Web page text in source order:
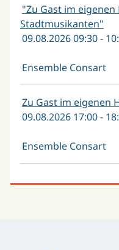
"Zu Gast im
Stadtmusikanten"
09.08.2026 09:30 -
Ensemble Consart
Zu Gast im eigenen
09.08.2026 17:00 -
Ensemble Consart